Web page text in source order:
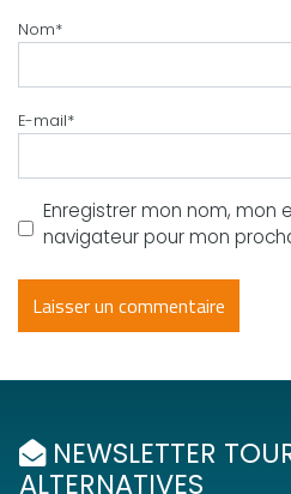
Nom*
E-mail*
Enregistrer mon nom, mon
navigateur pour mon
NEWSLETTER
ALTERNATIVES